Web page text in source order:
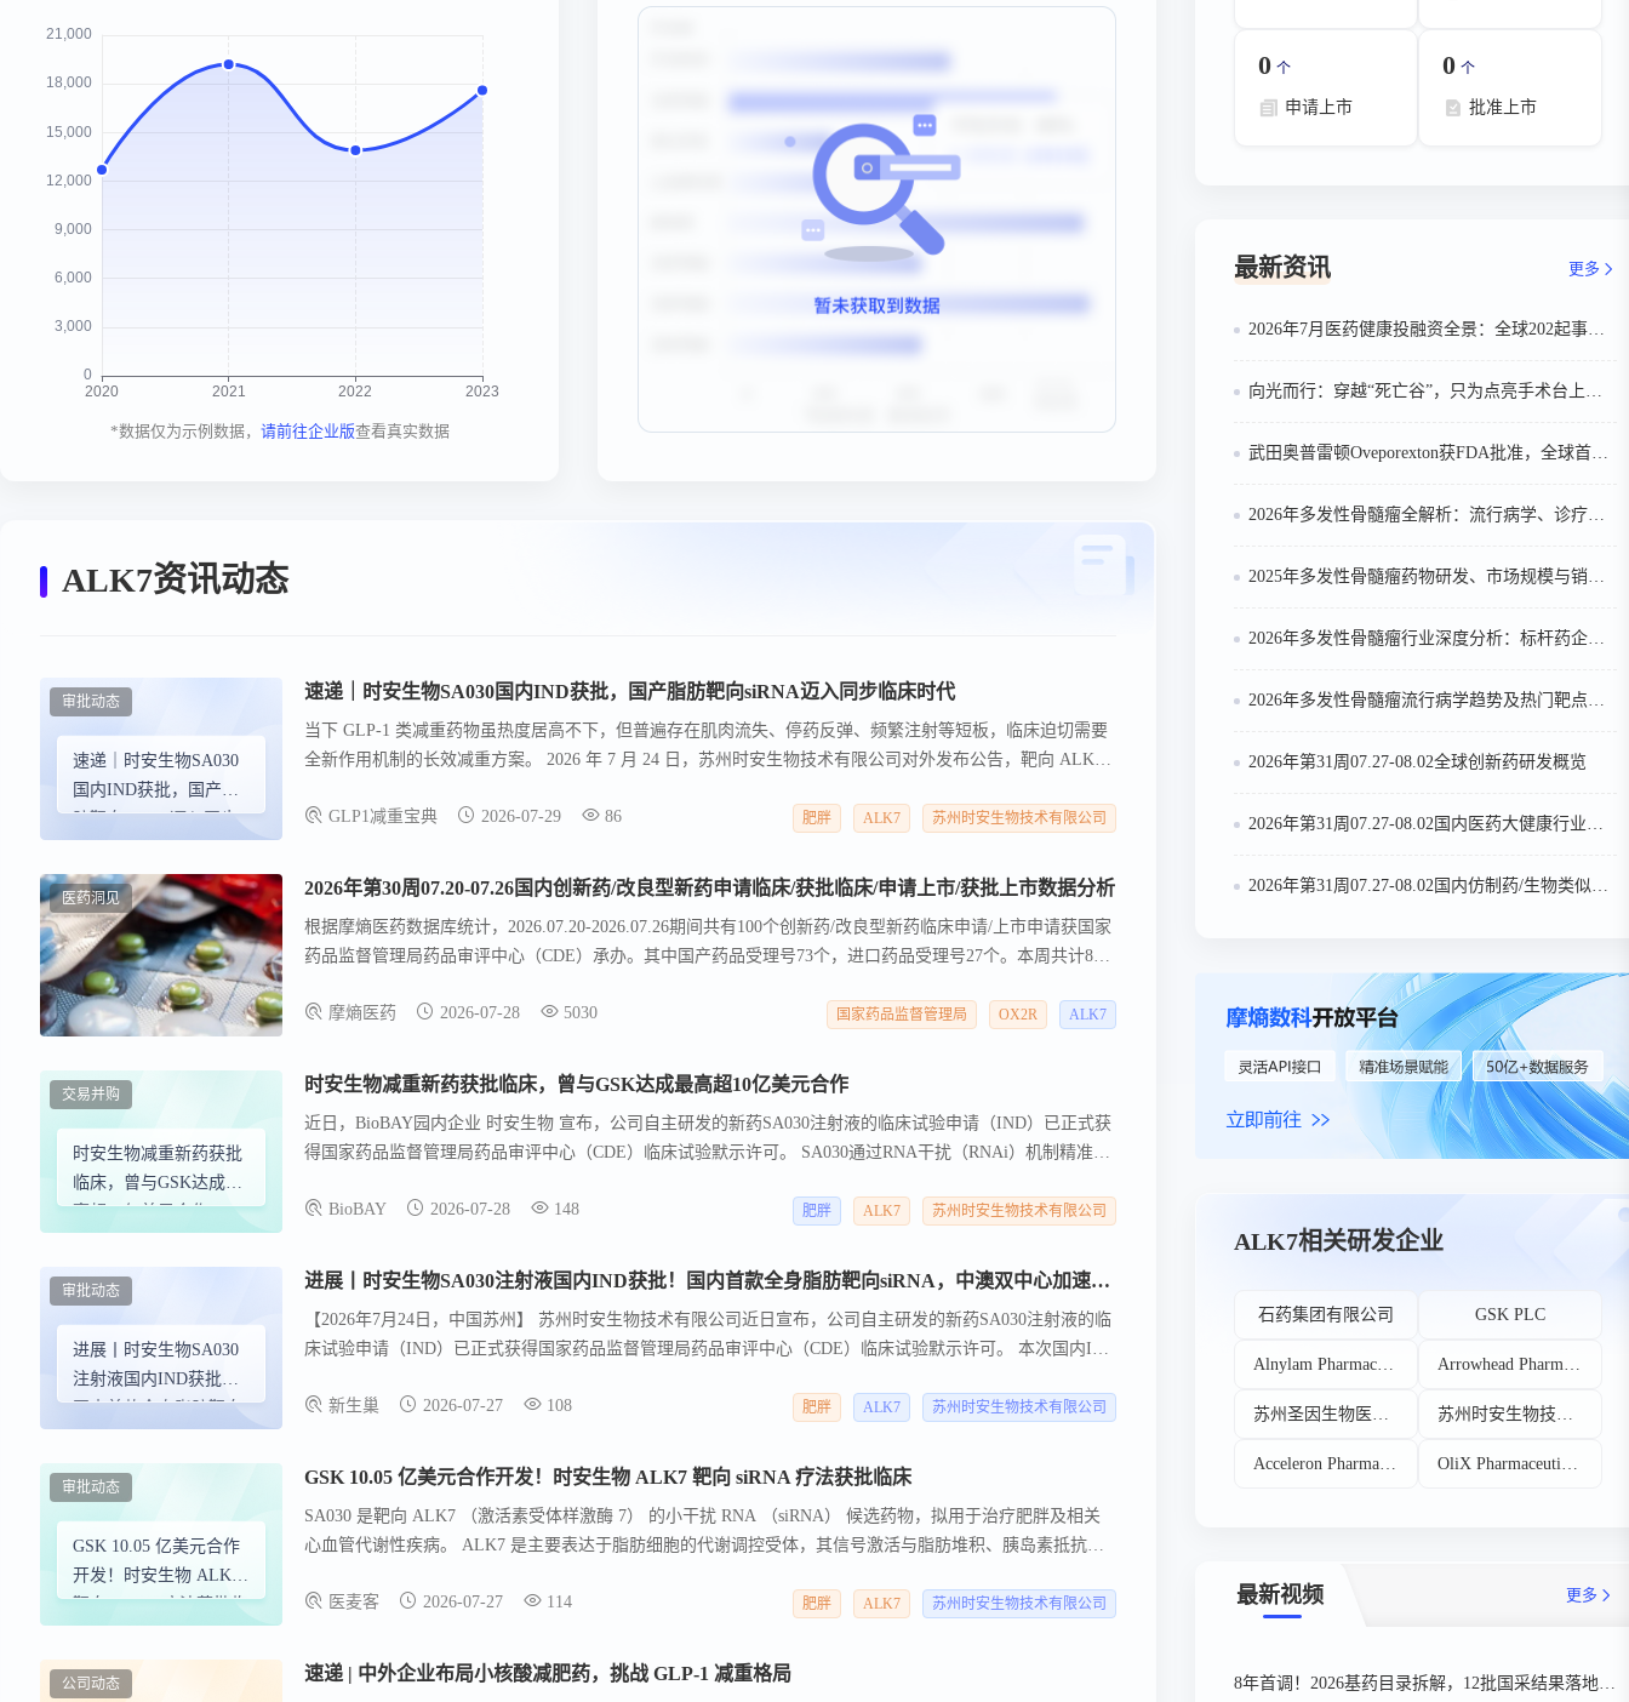
*数据仅为示例数据， 请前往企业版查看真实数据
ALK7资讯动态
速递｜时安生物SA030
国内IND获批，国产脂
肪靶向siRNA迈入同步
审批动态 速递｜时安生物SA030国内IND获批，国产脂肪靶向siRNA迈入同步临床时代
当下 GLP-1 类减重药物虽热度居高不下，但普遍存在肌肉流失、停药反弹、频繁注射等短板，临床迫切需要
全新作用机制的长效减重方案。 2026 年 7 月 24 日，苏州时安生物技术有限公司对外发布公告，靶向 ALK7
诱发的各类心血管代谢并发症，也是国内少数实现海外临床先行、国内同步申报的肝外靶向小核酸创新品
GLP1减重宝典 2026-07-29 86 肥胖 ALK7 苏州时安生物技术有限公司
医药洞见 2026年第30周07.20-07.26国内创新药/改良型新药申请临床/获批临床/申请上市/获批上市数据分析
根据摩熵医药数据库统计，2026.07.20-2026.07.26期间共有100个创新药/改良型新药临床申请/上市申请获国家
药品监督管理局药品审评中心（CDE）承办。其中国产药品受理号73个，进口药品受理号27个。本周共计80
摩熵医药
2026-07-28 5030 国家药品监督管理局 OX2R ALK7
时安生物减重新药获批
临床，曾与GSK达成最
高超10亿美元合作
交易并购 时安生物减重新药获批临床，曾与GSK达成最高超10亿美元合作
近日，BioBAY园内企业 时安生物 宣布，公司自主研发的新药SA030注射液的临床试验申请（IND）已正式获
得国家药品监督管理局药品审评中心（CDE）临床试验默示许可。 SA030通过RNA干扰（RNAi）机制精准沉
IND获批后，公司将尽快启动SA030在中国的临床研究，实现中、澳两地协同推进，进一步加速SA030的全球
BioBAY 2026-07-28 148 肥胖 ALK7 苏州时安生物技术有限公司
进展丨时安生物SA030
注射液国内IND获批！
国内首款全身脂肪靶向
速全球临床开发
审批动态 进展丨时安生物SA030注射液国内IND获批！国内首款全身脂肪靶向siRNA，中澳双中心加速全球临床开发
【2026年7月24日，中国苏州】 苏州时安生物技术有限公司近日宣布，公司自主研发的新药SA030注射液的临
床试验申请（IND）已正式获得国家药品监督管理局药品审评中心（CDE）临床试验默示许可。 本次国内IND
开发进程。 截至目前，时安生物已构建覆盖心血管代谢、肝脏疾病及肝外递送领域的多元化siRNA药物研发
新生巢 2026-07-27 108 肥胖 ALK7 苏州时安生物技术有限公司
GSK 10.05 亿美元合作
开发！时安生物 ALK7
靶向 siRNA 疗法获批临
审批动态 GSK 10.05 亿美元合作开发！时安生物 ALK7 靶向 siRNA 疗法获批临床
SA030 是靶向 ALK7 （激活素受体样激酶 7） 的小干扰 RNA （siRNA） 候选药物，拟用于治疗肥胖及相关
心血管代谢性疾病。 ALK7 是主要表达于脂肪细胞的代谢调控受体，其信号激活与脂肪堆积、胰岛素抵抗密
领域极具潜力的创新靶点。
医麦客 2026-07-27 114 肥胖 ALK7 苏州时安生物技术有限公司
公司动态 速递 | 中外企业布局小核酸减肥药，挑战 GLP-1 减重格局
0 个
申请上市
0 个
批准上市
最新资讯 更多
2026年7月医药健康投融资全景：全球202起事件、中国99起，医疗器械+医药研发双赛道吸金564亿
向光而行：穿越“死亡谷”，只为点亮手术台上的那束光
武田奥普雷顿Oveporexton获FDA批准，全球首个靶向食欲素的1型发作性睡病对因治疗药物上市
2026年多发性骨髓瘤全解析：流行病学、诊疗及医保政策梳理
2025年多发性骨髓瘤药物研发、市场规模与销售趋势全解析
2026年多发性骨髓瘤行业深度分析：标杆药企案例与技术迭代研判
2026年多发性骨髓瘤流行病学趋势及热门靶点药物市场表现洞察
2026年第31周07.27-08.02全球创新药研发概览
2026年第31周07.27-08.02国内医药大健康行业政策法规汇总
2026年第31周07.27-08.02国内仿制药/生物类似物申报/审批数据分析
ALK7相关研发企业
石药集团有限公司 GSK PLC
最新视频 更多